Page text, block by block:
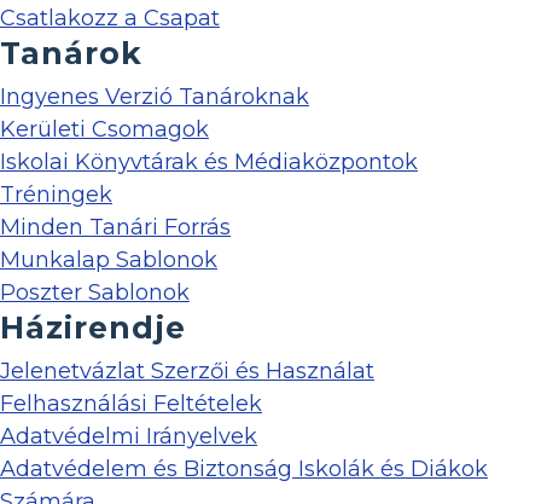
Csatlakozz a Csapat
Tanárok
Ingyenes Verzió Tanároknak
Kerületi Csomagok
Iskolai Könyvtárak és Médiaközpontok
Tréningek
Minden Tanári Forrás
Munkalap Sablonok
Poszter Sablonok
Házirendje
Jelenetvázlat Szerzői és Használat
Felhasználási Feltételek
Adatvédelmi Irányelvek
Adatvédelem és Biztonság Iskolák és Diákok